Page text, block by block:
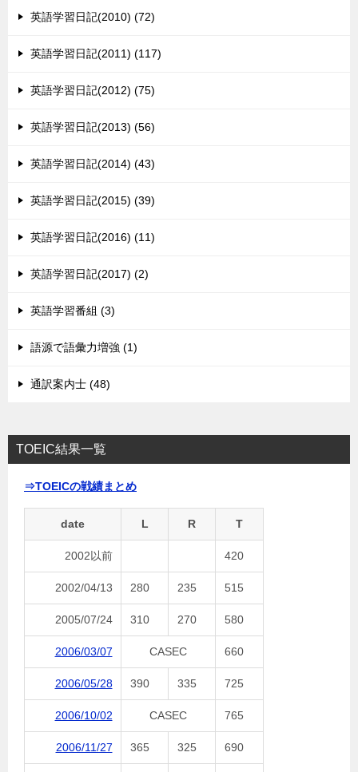
英語学習日記(2010) (72)
英語学習日記(2011) (117)
英語学習日記(2012) (75)
英語学習日記(2013) (56)
英語学習日記(2014) (43)
英語学習日記(2015) (39)
英語学習日記(2016) (11)
英語学習日記(2017) (2)
英語学習番組 (3)
語源で語彙力増強 (1)
通訳案内士 (48)
TOEIC結果一覧
⇒TOEICの戦績まとめ
date L R T
2002以前 420
2002/04/13 280 235 515
2005/07/24 310 270 580
2006/03/07 CASEC 660
2006/05/28 390 335 725
2006/10/02 CASEC 765
2006/11/27 365 325 690